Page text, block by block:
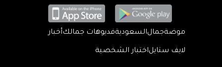
موضةجمالالسعوديةفديوهات جمالكأخبار
لايف ستايلاختبار الشخصية